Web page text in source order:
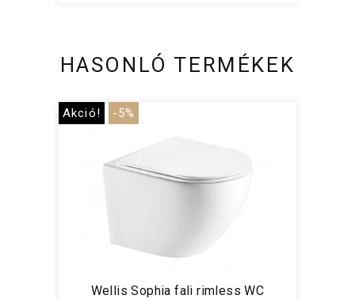
HASONLÓ TERMÉKEK
Akció! -5%
Wellis Sophia fali rimless WC